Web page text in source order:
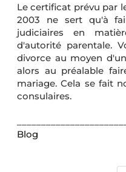
Le certificat prévu par
2003 ne sert qu'à
judiciaires en
d'autorité parentale.
divorce au moyen
alors au préalable
mariage. Cela se fait
consulaires.
Blog